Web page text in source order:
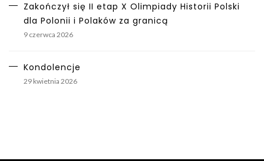
Zakończył się II etap X Olimpiady Historii Polski
dla Polonii i Polaków za granicą
9 czerwca 2026
Kondolencje
29 kwietnia 2026